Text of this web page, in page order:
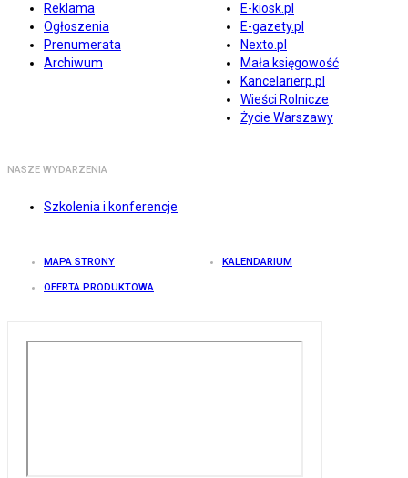
Reklama
Ogłoszenia
Prenumerata
Archiwum
E-kiosk.pl
E-gazety.pl
Nexto.pl
Mała księgowość
Kancelarierp.pl
Wieści Rolnicze
Życie Warszawy
NASZE WYDARZENIA
Szkolenia i konferencje
MAPA STRONY KALENDARIUM
OFERTA PRODUKTOWA